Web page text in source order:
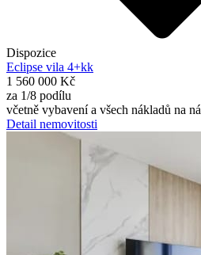
Dispozice
Eclipse vila 4+kk
1 560 000 Kč
za 1/8 podílu
včetně vybavení a všech nákladů na
Detail nemovitosti